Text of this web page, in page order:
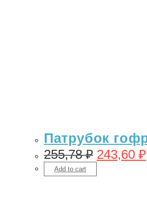
Патрубок
255,78₽ 243,60 ₽
Add to cart